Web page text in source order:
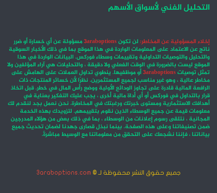
التحليل الفني لأسواق الأسهم
إخلاء المسؤولية عن المخاطر: لن تكون3araboptionsمسؤولة عن أي خسارة أو ضرر
ناتج عن الاعتماد على المعلومات الواردة في هذا الموقع بما في ذلك الأخبار السوقية
والتحليل والتوصيات التداولية وتقييمات وسطاء فوركس. البيانات الواردة في هذا
الموقع ليست بالضرورة في الوقت الفعلي ولا دقيقة ، والتحليلات هي آراء المؤلفين ولا
تمثل توصيات3araboptionsأو موظفيها. ينطوي تداول العملات على الهامش على
مخاطر عالية ، وهو غير مناسب لجميع المستثمرين. نظرًا لأن خسائر المنتجات ذات
الرافعة المالية قادرة على تجاوز الودائع الأولية ووضع رأس المال في خطر. قبل اتخاذ
قرار بالتداول في فوركس أو أي أداة مالية أخرى ، يجب عليك التفكير بعناية في
أهدافك الاستثمارية ومستوى خبرتك ورغبتك في المخاطرة. نحن نعمل بجد لنقدم لك
معلومات قيمة عن جميع الوسطاء الذين نقوم بتقييمهم. لتزويدك بهذه الخدمة
المجانية ، نتلقى رسوم إعلانات من الوسطاء ، بما في ذلك بعض من هؤلاء المدرجين
ضمن تصنيفاتنا وعلى هذه الصفحة. بينما نبذل قصارى جهدنا لضمان تحديث جميع
بياناتنا ، فإننا نشجعك على التحقق من معلوماتنا مع الوسيط مباشرةً.
جميع حقوق النشر محفوظة لـ © 3araboptions.com